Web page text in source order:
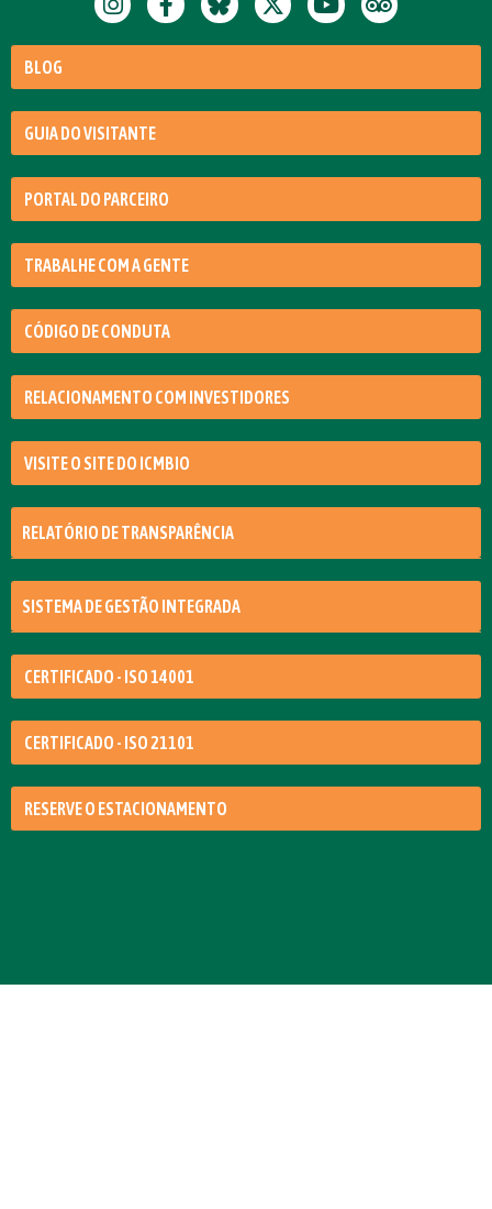
BLOG
GUIA DO VISITANTE
PORTAL DO PARCEIRO
TRABALHE COM A GENTE
CÓDIGO DE CONDUTA
RELACIONAMENTO COM INVESTIDORES
VISITE O SITE DO ICMBIO
RELATÓRIO DE TRANSPARÊNCIA
SISTEMA DE GESTÃO INTEGRADA
CERTIFICADO - ISO 14001
CERTIFICADO - ISO 21101
RESERVE O ESTACIONAMENTO